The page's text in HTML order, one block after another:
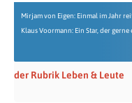
Mirjam von Eigen: Einmal im Jahr
Klaus Voormann: Ein Star, der
der Rubrik Leben & Leute